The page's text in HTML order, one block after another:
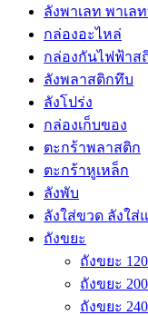
ลังพาเลท พาเล
กล่องอะไหล่
กล่องกันไฟฟ้าส
ลังพลาสติกทึบ
ลังโปร่ง
กล่องเก็บของ
ตะกร้าพลาสติก
ตะกร้าหูเหล็ก
ลังพับ
ลังใส่ขวด ลังใส่
ถังขยะ
ถังขยะ
ถังขยะ
ถังขยะ